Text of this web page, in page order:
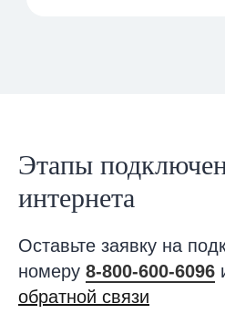
Этапы
интернета
Оставьте заявку на
номеру 8-800-600-6096
обратной связи